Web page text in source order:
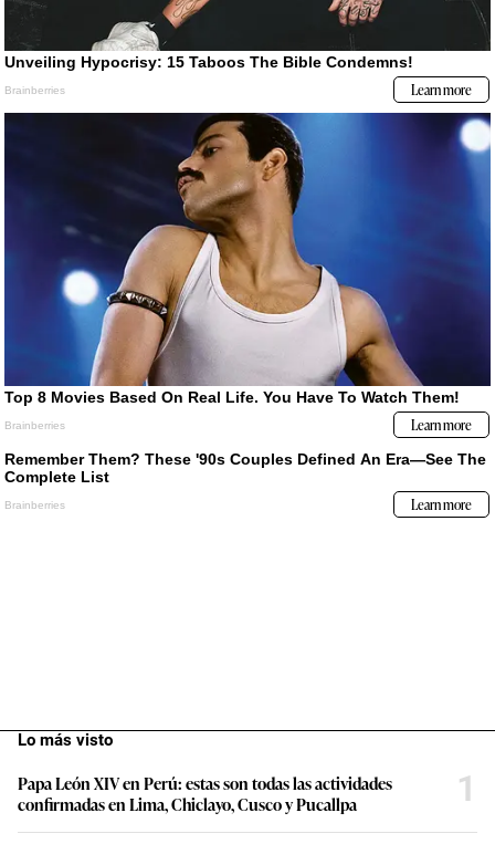
Lo más visto
Papa León XIV en Perú: estas son todas las actividades
confirmadas en Lima, Chiclayo, Cusco y Pucallpa
1